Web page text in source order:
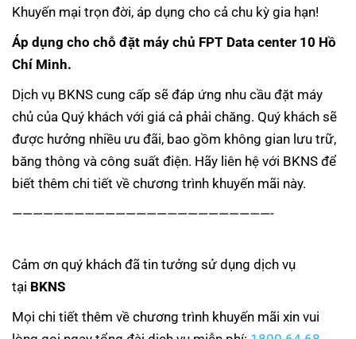
Khuyến mại trọn đời, áp dụng cho cả chu kỳ gia hạn!
Áp dụng cho chỗ đặt máy chủ FPT Data center 10 Hồ
Chí Minh.
Dịch vụ BKNS cung cấp sẽ đáp ứng nhu cầu đặt máy
chủ của Quý khách với giá cả phải chăng. Quý khách sẽ
được hưởng nhiều ưu đãi, bao gồm không gian lưu trữ,
băng thông và công suất điện. Hãy liên hệ với BKNS để
biết thêm chi tiết về chương trình khuyến mãi này.
—————————————————————————-
Cảm ơn quý khách đã tin tưởng sử dụng dịch vụ
tại BKNS
Mọi chi tiết thêm về chương trình khuyến mãi xin vui